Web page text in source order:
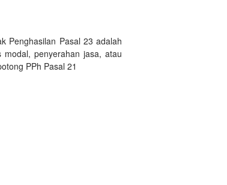
Penghasilan Pasal 23 adalah
penyerahan jasa, atau
PPh Pasal 21